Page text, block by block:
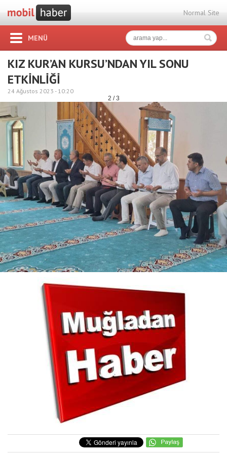
Normal Site
MENÜ
KIZ KUR’AN KURSU’NDAN YIL SONU
ETKİNLİĞİ
24 Ağustos 2023 - 10:20
2 / 3